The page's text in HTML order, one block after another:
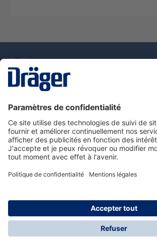
Assistance téléphonique
A propos de Dräger
Information
© Dräger Suisse SA, 2025
* Tous les prix s'entendent hors taxe sur
ajoutée, plus les frais d'expédition,